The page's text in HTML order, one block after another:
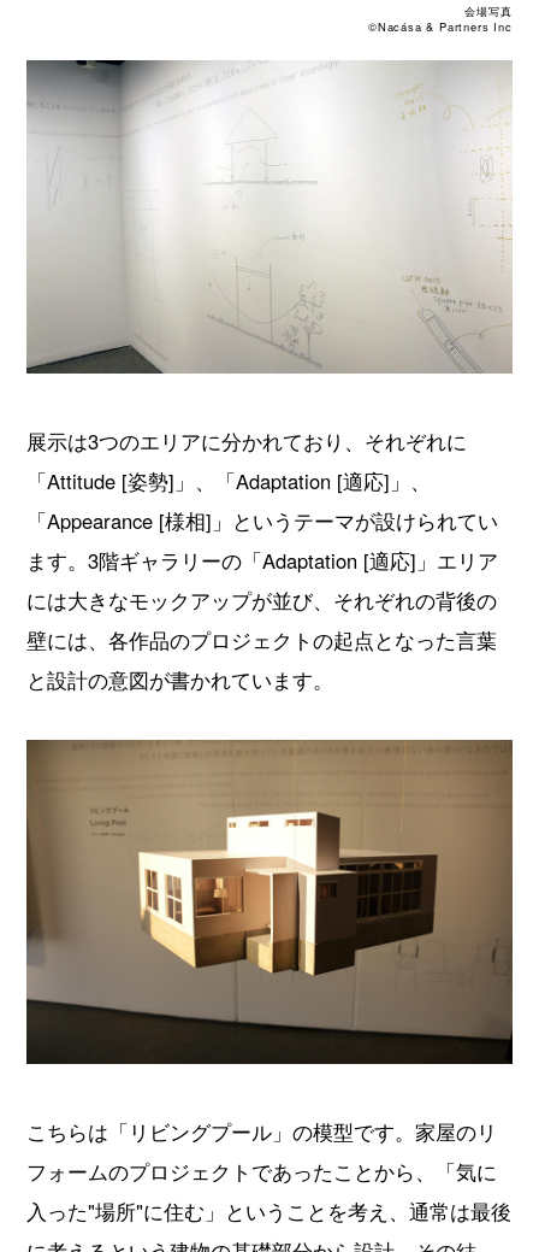
会場写真
©Nacása & Partners Inc
展示は3つのエリアに分かれており、それぞれに
「Attitude [姿勢]」、「Adaptation [適応]」、
「Appearance [様相]」というテーマが設けられてい
ます。3階ギャラリーの「Adaptation [適応]」エリア
には大きなモックアップが並び、それぞれの背後の
壁には、各作品のプロジェクトの起点となった言葉
と設計の意図が書かれています。
こちらは「リビングプール」の模型です。家屋のリ
フォームのプロジェクトであったことから、「気に
入った"場所"に住む」ということを考え、通常は最後